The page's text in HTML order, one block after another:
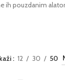
ih pouzdanim
12 30 50